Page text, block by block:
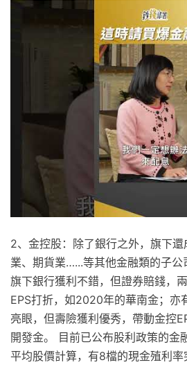
2、金控股：除了銀行之外，旗下
業、期貨業…...等其他金融類的子
旗下銀行獲利不錯，但證券賠錢，
EPS打折，如2020年的華南金；亦
亮眼，但壽險獲利優秀，帶動金控
開發金。 目前已公布股利政策的金
平均股價計算，有8檔的現金殖利